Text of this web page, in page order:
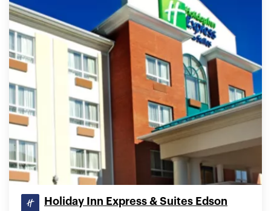
Holiday Inn Express & Suites Edson